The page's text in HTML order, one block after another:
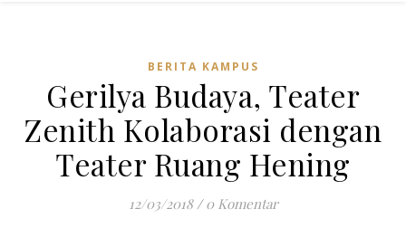
BERITA KAMPUS
Gerilya Budaya, Teater
Zenith Kolaborasi dengan
Teater Ruang Hening
12/03/2018 / 0 Komentar